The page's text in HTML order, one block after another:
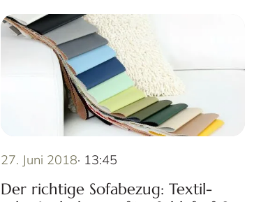
27. Juni 2018· 13:45
Der richtige Sofabezug: Textil-